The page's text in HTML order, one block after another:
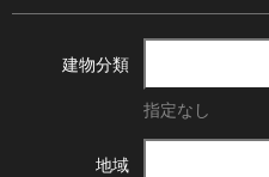
建物分類
指定なし
地域